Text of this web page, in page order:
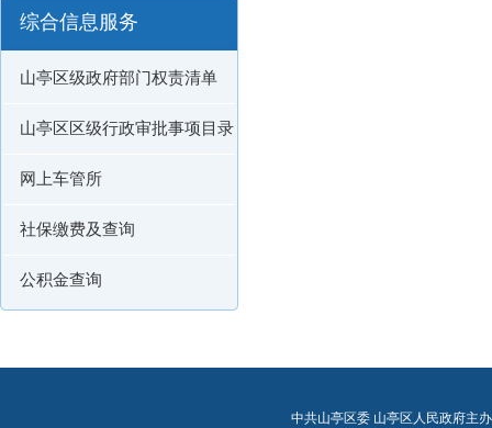
综合信息服务
山亭区级政府部门权责清单
山亭区区级行政审批事项目录
网上车管所
社保缴费及查询
公积金查询
中共山亭区委 山亭区人民政府主